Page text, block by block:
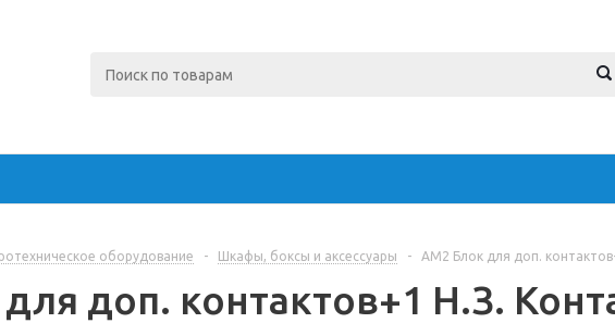
оборудование - Шкафы, боксы и аксессуары - AM2 Блок для доп.
доп. контактов+1 Н.З.